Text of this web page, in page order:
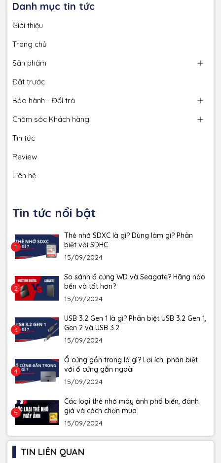
Danh mục tin tức
Giới thiệu
Trang chủ
Sản phẩm
Đặt trước
Bảo hành - Đổi trả
Chăm sóc Khách hàng
Tin tức
Review
Liên hệ
Tin tức nổi bật
1
Thẻ nhớ SDXC là gì? Dùng làm gì? Phân
biệt với SDHC
15/09/2024
2
So sánh ổ cứng WD và Seagate? Hãng nào
bền và tốt hơn?
15/09/2024
3
USB 3.2 Gen 1 là gì? Phân biệt USB 3.2 Gen 1,
Gen 2 và USB 3.2
15/09/2024
4
Ổ cứng gắn trong là gì? Lợi ích, phân biệt
với ổ cứng gắn ngoài
15/09/2024
5
Các loại thẻ nhớ máy ảnh phổ biến, đánh
giá và cách chọn mua
15/09/2024
TIN LIÊN QUAN